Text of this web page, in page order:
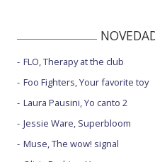
FLO, Therapy at the club
Foo Fighters, Your favorite toy
Laura Pausini, Yo canto 2
Jessie Ware, Superbloom
Muse, The wow! signal